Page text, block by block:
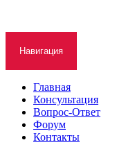
Навигация
Главная
Консультация
Вопрос-Ответ
Форум
Контакты